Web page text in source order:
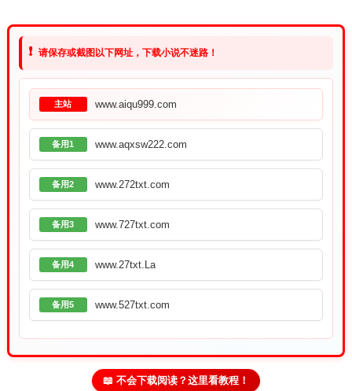
❗ 请保存或截图以下网址，下载小说不迷路！
主站 www.aiqu999.com
备用1 www.aqxsw222.com
备用2 www.272txt.com
备用3 www.727txt.com
备用4 www.27txt.La
备用5 www.527txt.com
📖 不会下载阅读？这里看教程！